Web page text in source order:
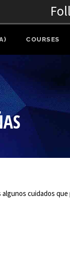
COURSES
cuidados que